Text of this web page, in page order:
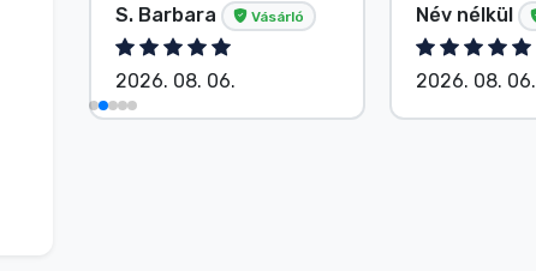
S. Barbara Vásárló
2026. 08. 06.
Név nélkül
2026. 08. 06.